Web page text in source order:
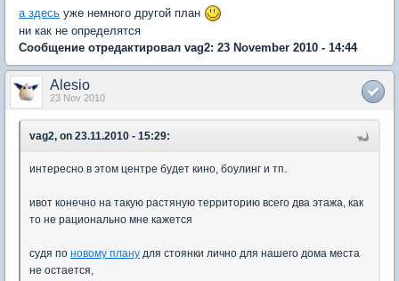
а здесь уже немного другой план
ни как не определятся
Сообщение отредактировал vag2: 23 November 2010 - 14:44
Alesio
23 Nov 2010
vag2, on 23.11.2010 - 15:29:
интересно в этом центре будет кино, боулинг и тп.
ивот конечно на такую растяную территорию всего два этажа, как
то не рационально мне кажется
судя по новому плану для стоянки лично для нашего дома места
не остается,